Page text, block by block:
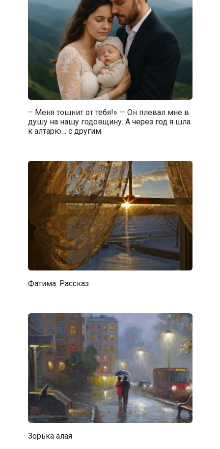
– Меня тошнит от тебя!» — Он плевал мне в
душу на нашу годовщину. А через год я шла
к алтарю… с другим
Фатима. Рассказ.
Зорька алая